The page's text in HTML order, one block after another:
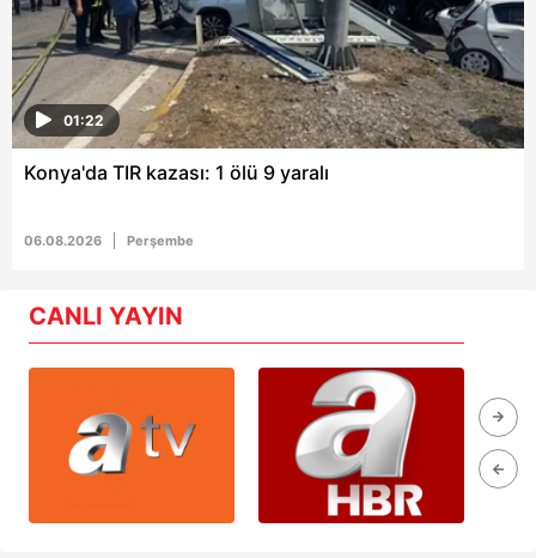
01:22
Konya'da TIR kazası: 1 ölü 9 yaralı
06.08.2026 Perşembe
CANLI YAYIN